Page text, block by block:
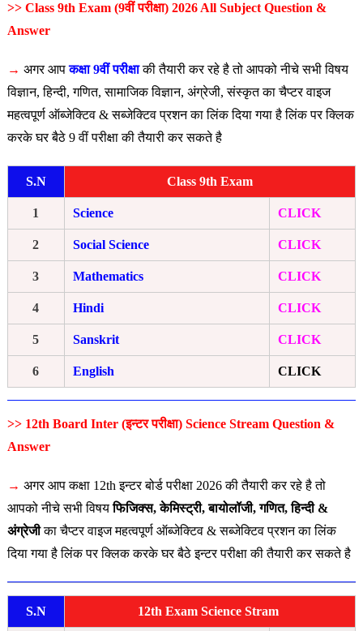
>> Class 9th Exam (9वीं परीक्षा) 2026 All Subject Question &
Answer
→ अगर आपकक्षा 9वीं परीक्षाकी तैयारी कर रहे है तो आपको नीचे सभी विषय
विज्ञान, हिन्दी, गणित, सामाजिक विज्ञान, अंग्रेजी, संस्कृत का चैप्टर वाइज
महत्वपूर्ण ऑब्जेक्टिव & सब्जेक्टिव प्रशन का लिंक दिया गया है लिंक पर क्लिक
करके घर बैठे 9 वीं परीक्षा की तैयारी कर सकते है
S.N Class 9th Exam
1 Science CLICK
2 Social Science CLICK
3 Mathematics CLICK
4 Hindi CLICK
5 Sanskrit CLICK
6 English CLICK
>> 12th Board Inter (इन्टर परीक्षा) Science Stream Question &
Answer
→ अगर आप कक्षा 12th इन्टर बोर्ड परीक्षा 2026 की तैयारी कर रहे है तो
आपको नीचे सभी विषयफिजिक्स, केमिस्ट्री, बायोलॉजी, गणित, हिन्दी &
अंग्रेजीका चैप्टर वाइज महत्वपूर्ण ऑब्जेक्टिव & सब्जेक्टिव प्रशन का लिंक
दिया गया है लिंक पर क्लिक करके घर बैठे इन्टर परीक्षा की तैयारी कर सकते है
S.N 12th Exam Science Stram